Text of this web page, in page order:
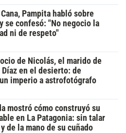
Pampita habló sobre
se confesó: "No negocio la
ni de respeto"
de Nicolás, el marido de
Díaz en el desierto: de
imperio a astrofotógrafo
mostró cómo construyó su
en La Patagonia: sin talar
de la mano de su cuñado